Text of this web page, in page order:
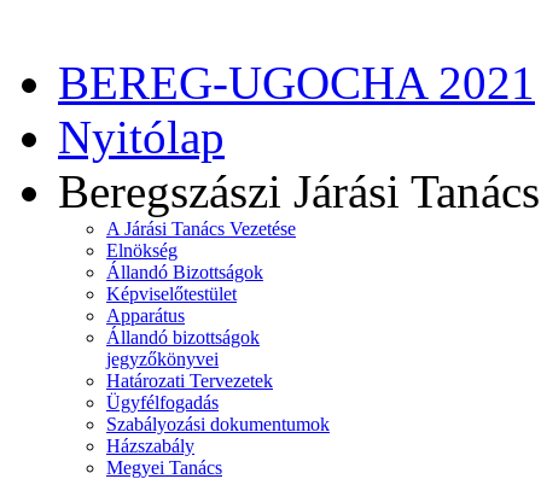
BEREG-UGOCHA 2021
Nyitólap
Beregszászi Járási Tanács
A Járási Tanács Vezetése
Elnökség
Állandó Bizottságok
Képviselőtestület
Apparátus
Állandó bizottságok
jegyzőkönyvei
Határozati Tervezetek
Ügyfélfogadás
Szabályozási dokumentumok
Házszabály
Megyei Tanács